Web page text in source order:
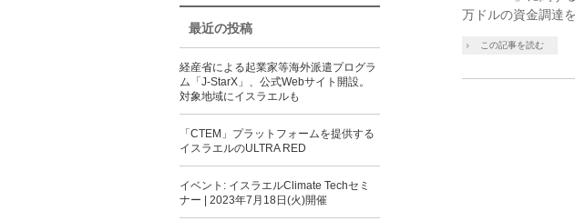
万ドルの資金調達
この記事を読む
最近の投稿
経産省による起業家等海外派遣プログラ
ム「J-StarX」、公式Webサイト開設。
対象地域にイスラエルも
「CTEM」プラットフォームを提供する
イスラエルのULTRA RED
イベント: イスラエルClimate Techセミ
ナー | 2023年7月18日(火)開催